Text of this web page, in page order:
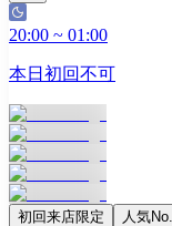
20:00 ~ 01:00
本日初回不可
初回来店限定 人気